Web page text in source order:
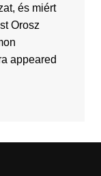
és miért
Orosz
appeared